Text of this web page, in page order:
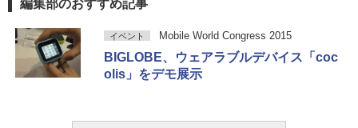
編集部のおすすめ記事
イベント Mobile World Congress 2015
BIGLOBE、ウェアラブルデバイス「coc
olis」をデモ展示